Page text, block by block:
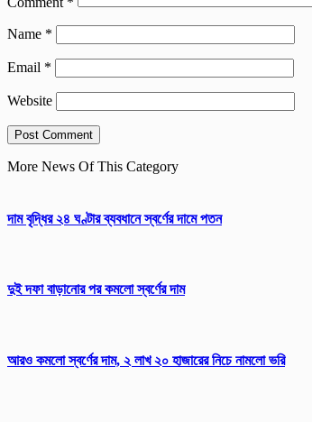
Name *
Email *
Website
More News Of This Category
দাম বৃদ্ধির ২৪ ঘণ্টার ব্যবধানে স্বর্ণের দামে পতন
দুই দফা বাড়ানোর পর কমলো স্বর্ণের দাম
আরও কমলো স্বর্ণের দাম, ২ লাখ ২০ হাজারের নিচে নামলো ভরি